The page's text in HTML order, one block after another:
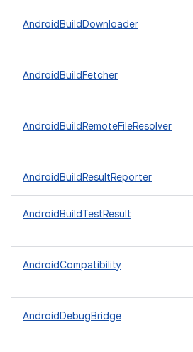
AndroidBuildDownloader
AndroidBuildFetcher
AndroidBuildRemoteFileResolver
AndroidBuildResultReporter
AndroidBuildTestResult
AndroidCompatibility
AndroidDebugBridge